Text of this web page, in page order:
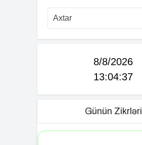
8/8/2026
13:04:38
Günün Zikrləri